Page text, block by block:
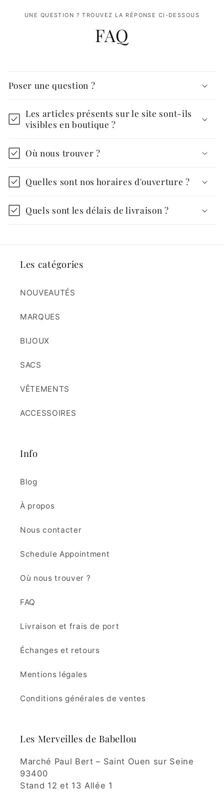
UNE QUESTION ? TROUVEZ LA RÉPONSE CI-DESSOUS
FAQ
Poser une question ?
Les articles présents sur le site sont-ils
visibles en boutique ?
Où nous trouver ?
Quelles sont nos horaires d'ouverture ?
Quels sont les délais de livraison ?
Les catégories
NOUVEAUTÉS
MARQUES
BIJOUX
SACS
VÊTEMENTS
ACCESSOIRES
Info
Blog
À propos
Nous contacter
Schedule Appointment
Où nous trouver ?
FAQ
Livraison et frais de port
Échanges et retours
Mentions légales
Conditions générales de ventes
Les Merveilles de Babellou
Marché Paul Bert – Saint Ouen sur Seine
93400
Stand 12 et 13 Allée 1